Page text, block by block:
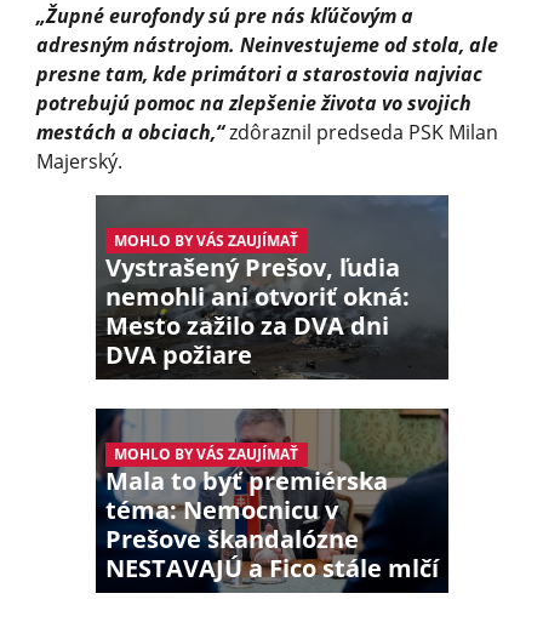
„Župné eurofondy sú pre nás kľúčovým a
adresným nástrojom. Neinvestujeme od stola, ale
presne tam, kde primátori a starostovia najviac
potrebujú pomoc na zlepšenie života vo svojich
mestách a obciach,“zdôraznil predseda PSK Milan
Majerský.
MOHLO BY VÁS ZAUJÍMAŤ
Vystrašený Prešov, ľudia
nemohli ani otvoriť okná:
Mesto zažilo za DVA dni
DVA požiare
MOHLO BY VÁS ZAUJÍMAŤ
Mala to byť premiérska
téma: Nemocnicu v
Prešove škandalózne
NESTAVAJÚ a Fico stále mlčí